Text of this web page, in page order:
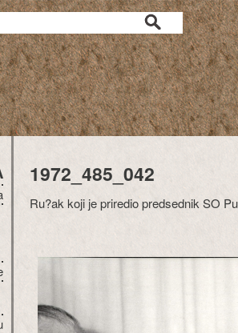
1972_485_042
Ru?ak koji je priredio predsednik SO